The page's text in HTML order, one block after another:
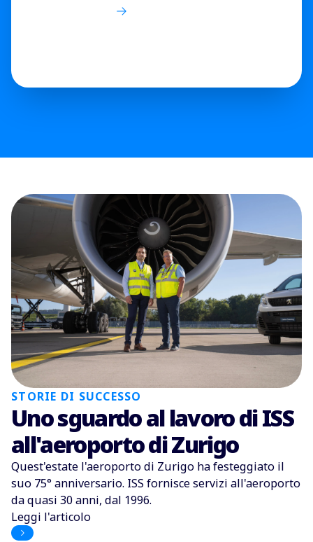
STORIE DI SUCCESSO
Uno sguardo al lavoro di ISS
all'aeroporto di Zurigo
Quest'estate l'aeroporto di Zurigo ha festeggiato il
suo 75° anniversario. ISS fornisce servizi all'aeroporto
da quasi 30 anni, dal 1996.
Leggi l'articolo